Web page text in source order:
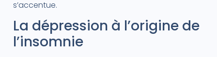
s’accentue.
La dépression à l’origine de
l’insomnie